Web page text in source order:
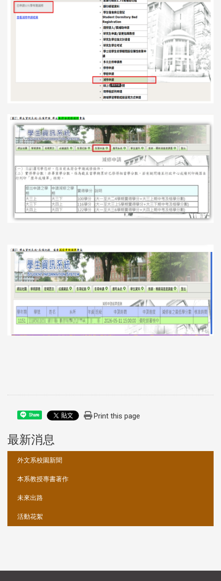
Share Print this page
最新消息
外文系校園新聞
本系教授專書著作
未來出路
活動花絮